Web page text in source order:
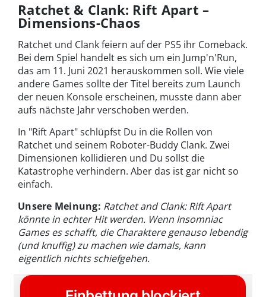
Ratchet & Clank: Rift Apart –
Dimensions-Chaos
Ratchet und Clank feiern auf der PS5 ihr Comeback.
Bei dem Spiel handelt es sich um ein Jump'n'Run,
das am 11. Juni 2021 herauskommen soll. Wie viele
andere Games sollte der Titel bereits zum Launch
der neuen Konsole erscheinen, musste dann aber
aufs nächste Jahr verschoben werden.
In "Rift Apart" schlüpfst Du in die Rollen von
Ratchet und seinem Roboter-Buddy Clank. Zwei
Dimensionen kollidieren und Du sollst die
Katastrophe verhindern. Aber das ist gar nicht so
einfach.
Unsere Meinung: Ratchet and Clank: Rift Apart
könnte in echter Hit werden. Wenn Insomniac
Games es schafft, die Charaktere genauso lebendig
(und knuffig) zu machen wie damals, kann
eigentlich nichts schiefgehen.